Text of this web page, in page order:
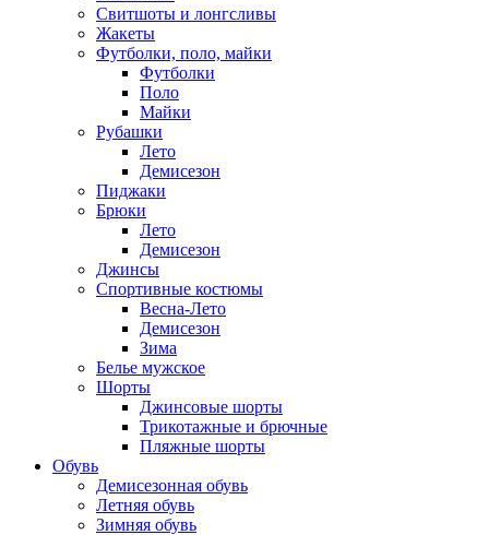
Свитшоты и лонгсливы
Жакеты
Футболки, поло, майки
Футболки
Поло
Майки
Рубашки
Лето
Демисезон
Пиджаки
Брюки
Лето
Демисезон
Джинсы
Спортивные костюмы
Весна-Лето
Демисезон
Зима
Белье мужское
Шорты
Джинсовые шорты
Трикотажные и брючные
Пляжные шорты
Обувь
Демисезонная обувь
Летняя обувь
Зимняя обувь